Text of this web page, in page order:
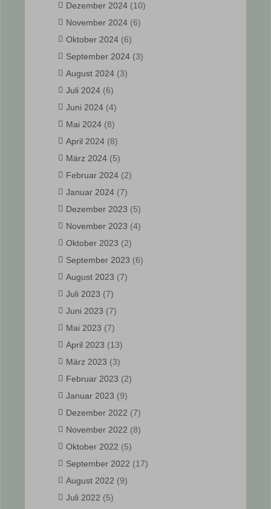
Dezember 2024 (10)
November 2024 (6)
Oktober 2024 (6)
September 2024 (3)
August 2024 (3)
Juli 2024 (6)
Juni 2024 (4)
Mai 2024 (8)
April 2024 (8)
März 2024 (5)
Februar 2024 (2)
Januar 2024 (7)
Dezember 2023 (5)
November 2023 (4)
Oktober 2023 (2)
September 2023 (6)
August 2023 (7)
Juli 2023 (7)
Juni 2023 (7)
Mai 2023 (7)
April 2023 (13)
März 2023 (3)
Februar 2023 (2)
Januar 2023 (9)
Dezember 2022 (7)
November 2022 (8)
Oktober 2022 (5)
September 2022 (17)
August 2022 (9)
Juli 2022 (5)